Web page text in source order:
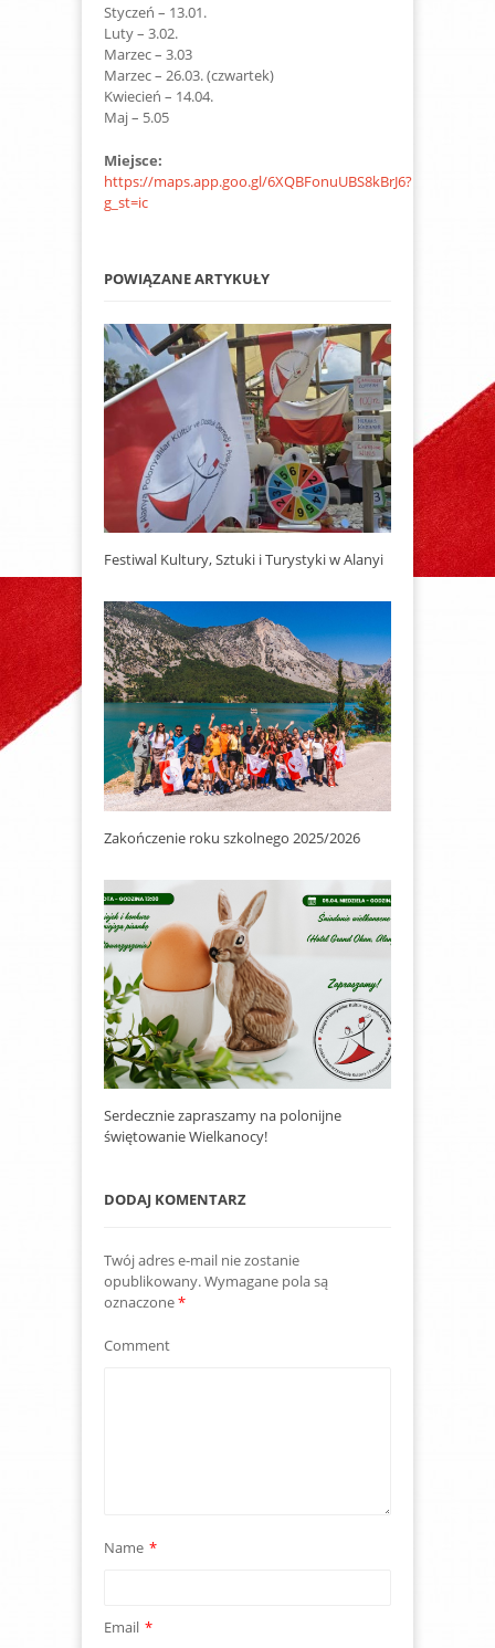
Styczeń – 13.01.
Luty – 3.02.
Marzec – 3.03
Marzec – 26.03. (czwartek)
Kwiecień – 14.04.
Maj – 5.05
Miejsce:
https://maps.app.goo.gl/6XQBFonuUBS8kBrJ6?
g_st=ic
POWIĄZANE ARTYKUŁY
Festiwal Kultury, Sztuki i Turystyki w Alanyi
Zakończenie roku szkolnego 2025/2026
Serdecznie zapraszamy na polonijne
świętowanie Wielkanocy!
DODAJ KOMENTARZ
Twój adres e-mail nie zostanie
opublikowany.Wymagane pola są
oznaczone*
Comment
Name *
Email *